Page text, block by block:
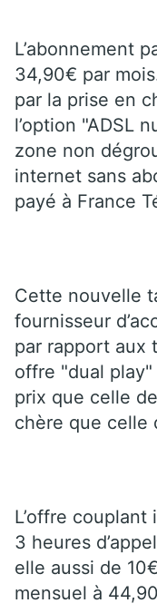
L’abonnement
34,90€ par
par la prise en
l’option "ADSL
zone non
internet sans
payé à France
Cette nouvelle
fournisseur
par rapport aux
offre "dual
prix que celle
chère que celle
L’offre
3 heures
elle aussi de
mensuel à